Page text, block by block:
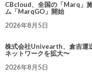
CBcloud、全国の「Marq」
ム「MarqGO」開始
2026年8月5日
株式会社Univearth、倉吉運
ネットワークを拡大〜
2026年8月5日